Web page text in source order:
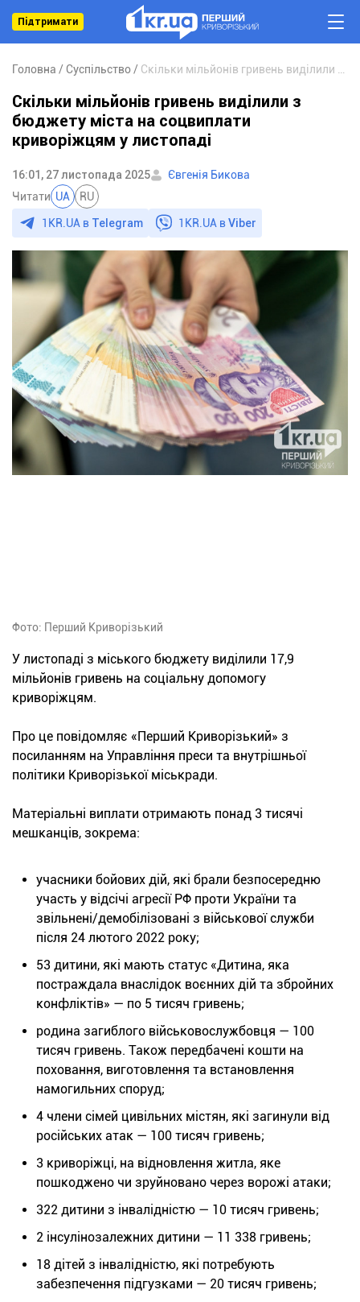
Підтримати
Головна Суспільство
Скільки мільйонів гривень виділили з
бюджету міста на соцвиплати
криворіжцям у листопаді
16:01, 27 листопада 2025
Євгенія Бикова
Читати UA RU
1KR.UA в Telegram 1KR.UA вViber
Фото: Перший Криворізький
У листопаді з міського бюджету виділили 17,9
мільйонів гривень на соціальну допомогу
криворіжцям.
Про це повідомляє «Перший Криворізький» з
посиланням на Управління преси та внутрішньої
політики Криворізької міськради.
Матеріальні виплати отримають понад 3 тисячі
мешканців, зокрема:
учасники бойових дій, які брали безпосередню
участь у відсічі агресії РФ проти України та
звільнені/демобілізовані з військової служби
після 24 лютого 2022 року;
53 дитини, які мають статус «Дитина, яка
постраждала внаслідок воєнних дій та збройних
конфліктів» — по 5 тисяч гривень;
родина загиблого військовослужбовця — 100
тисяч гривень. Також передбачені кошти на
поховання, виготовлення та встановлення
намогильних споруд;
4 члени сімей цивільних містян, які загинули від
російських атак — 100 тисяч гривень;
3 криворіжці, на відновлення житла, яке
пошкоджено чи зруйновано через ворожі атаки;
322 дитини з інвалідністю — 10 тисяч гривень;
2 інсулінозалежних дитини — 11 338 гривень;
18 дітей з інвалідністю, які потребують
забезпечення підгузками — 20 тисяч гривень;